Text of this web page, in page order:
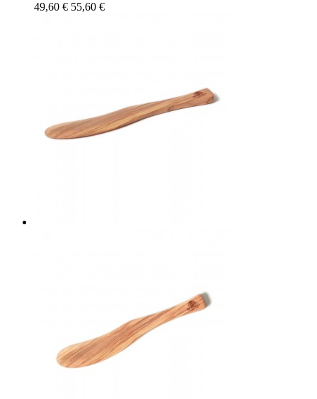
49,60 € 55,60 €